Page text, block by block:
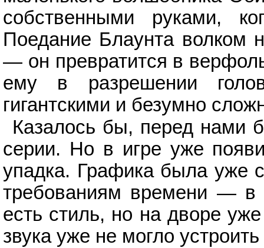
собственными руками,
Поедание Блаунта волком
— он превратится в
ему в разрешении
гигантскими и безумно
Казалось бы, перед нами
серии. Но в игре уже
упадка. Графика была уже
требованиям времени — в
есть стиль, но на дворе
звука уже не могло